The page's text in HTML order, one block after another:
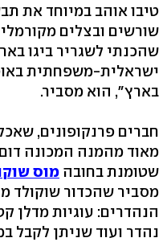
טיבו אוהב במיוחד את
שורשים ובצלים
שהכנתי לשגריר ביגו
ישראלית-משפחתית
בארץ", הוא מסביר.
חברים פרנקופונים,
מאוד מהמנה המכונה
שטומנת בחובה מוס
מסביר שהכדור שוקולד
הנהדרים: עוגיות מדלן
נהדר ועוד שניתן לקבל